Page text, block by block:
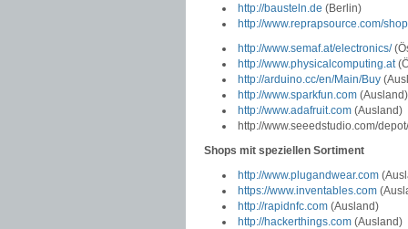
http://bausteln.de (Berlin)
http://www.reprapsource.com/shop
http://www.semaf.at/electronics/
http://www.physicalcomputing.at
http://arduino.cc/en/Main/Buy
http://www.sparkfun.com (Ausland)
http://www.adafruit.com (Ausland)
http://www.seeedstudio.com/
Shops mit speziellen Sortiment
http://www.plugandwear.com
https://www.inventables.com
http://rapidnfc.com (Ausland)
http://hackerthings.com (Ausland)